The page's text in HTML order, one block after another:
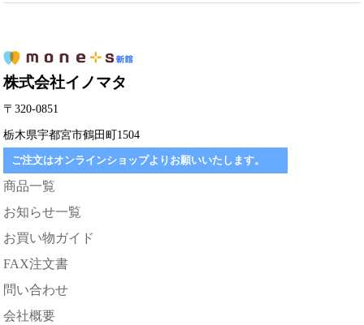
株式会社イノマタ
〒320-0851
栃木県宇都宮市鶴田町1504
ご注文はオンラインショップよりお願いいたします。
商品一覧
お知らせ一覧
お買い物ガイド
FAX注文書
問い合わせ
会社概要